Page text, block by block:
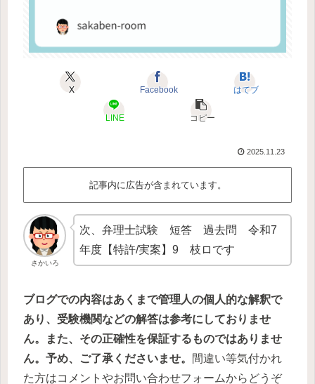
X Facebook はてブ
LINE コピー
2025.11.23
記事内に広告が含まれています。
さかいろ
次、弁理士試験 短答 過去問 令和7
年度【特許/実案】9 枝ロです
ブログでの内容はあくまで管理人の個人的な解釈で
あり、受験機関などの解答は参考にしておりませ
ん。また、その正確性を保証するものではありませ
ん。予め、ご了承くださいませ。
間違い等気付かれ
た方はコメントやお問い合わせフォームからどうぞ